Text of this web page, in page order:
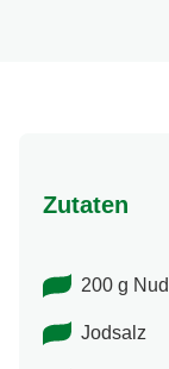
Zutaten
200 g
Jodsalz